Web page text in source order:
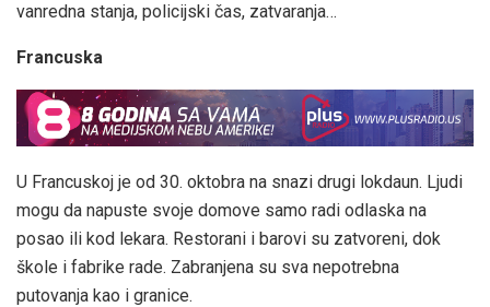
vanredna stanja, policijski čas, zatvaranja…
Francuska
U Francuskoj je od 30. oktobra na snazi drugi lokdaun. Ljudi
mogu da napuste svoje domove samo radi odlaska na
posao ili kod lekara. Restorani i barovi su zatvoreni, dok
škole i fabrike rade. Zabranjena su sva nepotrebna
putovanja kao i granice.